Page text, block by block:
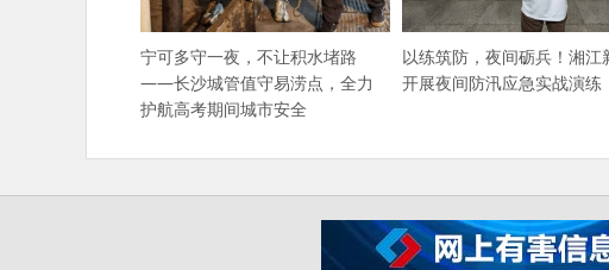
宁可多守一夜，不让积水堵路
——长沙城管值守易涝点，全力
护航高考期间城市安全
以练筑防，夜间砺兵！湘江
开展夜间防汛应急实战演练